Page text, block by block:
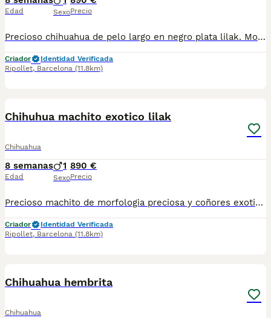
Edad SexoPrecio
Precioso chihuahua de pelo largo en negro plata lilak. Morfologia preciosa. Se entrega con toda su documentación al dia. Telef 630714585 . Es el de la foto
Criador
Identidad Verificada
Ripollet, Barcelona (11.8km)
Chihuhua machito exotico lilak
Chihuahua
8 semanas
Edad
1
Sexo
890 €
Precio
Precioso machito de morfologia preciosa y coñores exoticos. Se entrega con toda su documentación al dia. Es el de la Foto. 630714585
Criador
Identidad Verificada
Ripollet, Barcelona (11.8km)
Chihuahua hembrita
Chihuahua